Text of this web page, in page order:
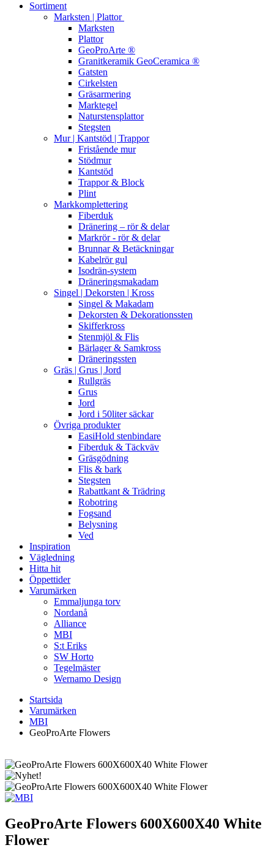
Sortiment
Marksten | Plattor
Marksten
Plattor
GeoProArte ®
Granitkeramik GeoCeramica ®
Gatsten
Cirkelsten
Gräsarmering
Marktegel
Naturstensplattor
Stegsten
Mur | Kantstöd | Trappor
Fristående mur
Stödmur
Kantstöd
Trappor & Block
Plint
Markkomplettering
Fiberduk
Dränering – rör & delar
Markrör - rör & delar
Brunnar & Betäckningar
Kabelrör gul
Isodrän-system
Dräneringsmakadam
Singel | Dekorsten | Kross
Singel & Makadam
Dekorsten & Dekorationssten
Skifferkross
Stenmjöl & Flis
Bärlager & Samkross
Dräneringssten
Gräs | Grus | Jord
Rullgräs
Grus
Jord
Jord i 50liter säckar
Övriga produkter
EasiHold stenbindare
Fiberduk & Täckväv
Gräsgödning
Flis & bark
Stegsten
Rabattkant & Trädring
Robotring
Fogsand
Belysning
Ved
Inspiration
Vägledning
Hitta hit
Öppettider
Varumärken
Emmaljunga torv
Nordanå
Alliance
MBI
S:t Eriks
SW Horto
Tegelmäster
Wernamo Design
Startsida
Varumärken
MBI
GeoProArte Flowers
GeoProArte Flowers 600X600X40 White
Flower